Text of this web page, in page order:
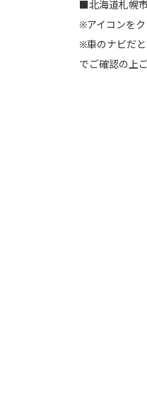
■北海道札幌
※アイコンをク
※車のナビだ
でご確認の上